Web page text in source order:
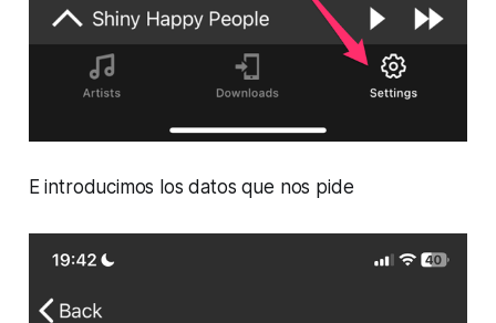
E introducimos los datos que nos pide